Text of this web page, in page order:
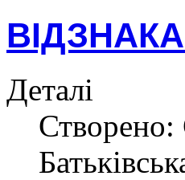
Деталі
Створено: